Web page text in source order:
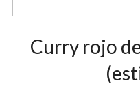
Curry rojo